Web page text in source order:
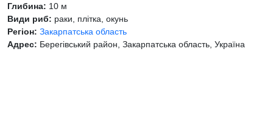
Глибина: 10 м
Види риб: раки, плітка, окунь
Регіон: Закарпатська область
Адрес: Берегівський район, Закарпатська область, Україна